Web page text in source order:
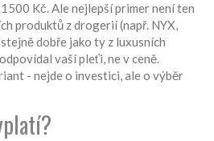
Kč. Ale nejlepší primer není ten
produktů z drogerií (např. NYX,
dobře jako ty z luxusních
vaší pleťi, ne v ceně.
- nejde o investici, ale o výběr